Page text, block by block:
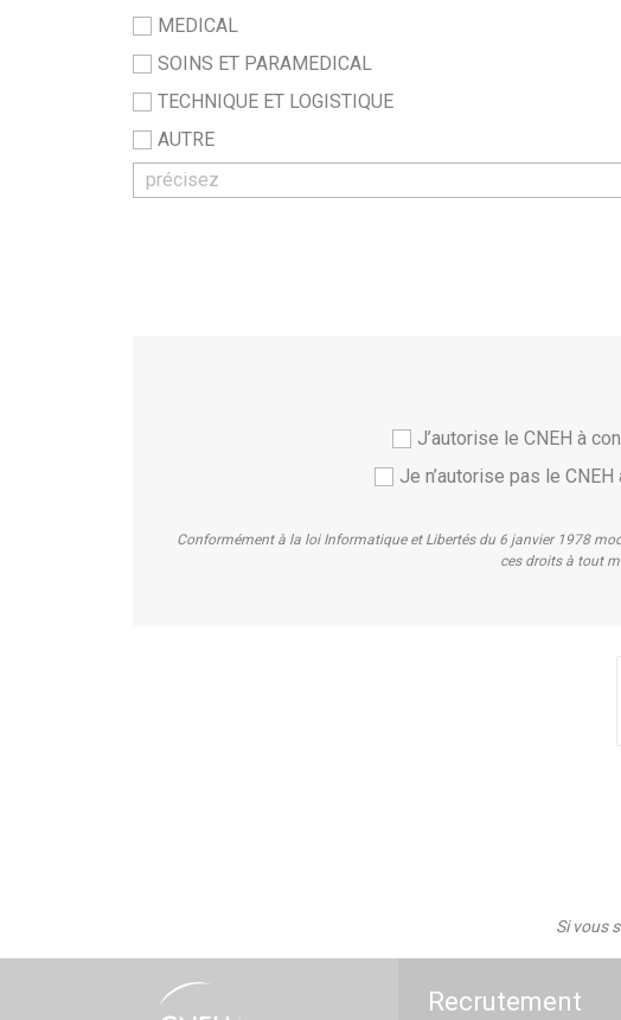
MEDICAL
SOINS ET PARAMEDICAL
TECHNIQUE ET LOGISTIQUE
AUTRE
J’autorise le CNEH à
Je n’autorise pas le
Conformément à la loi Informatique et Libertés du 6 janvier 1978
ces droits à tout
Si vous
Recrutement